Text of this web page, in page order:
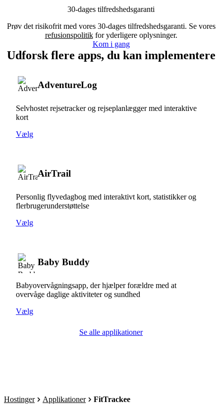
30-dages tilfredshedsgaranti
Prøv det risikofrit med vores 30-dages tilfredshedsgaranti. Se vores
refusionspolitikfor yderligere oplysninger.
Kom i gang
Udforsk flere apps, du kan implementere
AdventureLog
Selvhostet rejsetracker og rejseplanlægger med interaktive
kort
Vælg
AirTrail
Personlig flyvedagbog med interaktivt kort, statistikker og
flerbrugerunderstøttelse
Vælg
Baby Buddy
Babyovervågningsapp, der hjælper forældre med at
overvåge daglige aktiviteter og sundhed
Vælg
Se alle applikationer
Hostinger Applikationer FitTrackee